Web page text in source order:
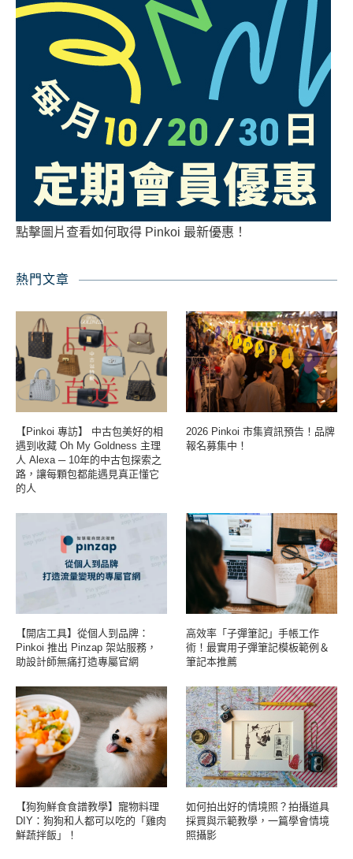
點擊圖片查看如何取得 Pinkoi 最新優惠！
熱門文章
【Pinkoi 專訪】 中古包美好的相
遇到收藏 Oh My Goldness 主理
人 Alexa ─ 10年的中古包探索之
路，讓每顆包都能遇見真正懂它
的人
2026 Pinkoi 市集資訊預告！品牌
報名募集中！
【開店工具】從個人到品牌：
Pinkoi 推出 Pinzap 架站服務，
助設計師無痛打造專屬官網
高效率「子彈筆記」手帳工作
術！最實用子彈筆記模板範例＆
筆記本推薦
【狗狗鮮食食譜教學】寵物料理
DIY：狗狗和人都可以吃的「雞肉
鮮蔬拌飯」！
如何拍出好的情境照？拍攝道具
採買與示範教學，一篇學會情境
照攝影